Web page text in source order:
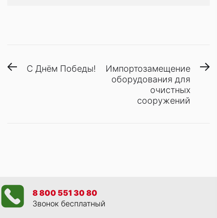
Навигация
Предыдущая
запись:
С Днём Победы!
Импортозамещение
оборудования для
очистных
сооружений
8 800 551 30 80
Звонок бесплатный